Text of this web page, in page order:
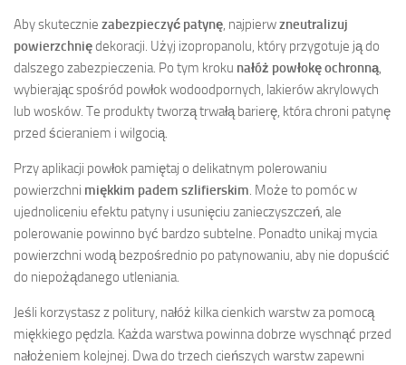
Aby skutecznie zabezpieczyć patynę, najpierwzneutralizuj
powierzchniędekoracji. Użyj izopropanolu, który przygotuje ją do
dalszego zabezpieczenia. Po tym kroku nałóż powłokę ochronną,
wybierając spośród powłok wodoodpornych, lakierów akrylowych
lub wosków. Te produkty tworzą trwałą barierę, która chroni patynę
przed ścieraniem i wilgocią.
Przy aplikacji powłok pamiętaj o delikatnym polerowaniu
powierzchni miękkim padem szlifierskim. Może to pomóc w
ujednoliceniu efektu patyny i usunięciu zanieczyszczeń, ale
polerowanie powinno być bardzo subtelne. Ponadto unikaj mycia
powierzchni wodą bezpośrednio po patynowaniu, aby nie dopuścić
do niepożądanego utleniania.
Jeśli korzystasz z politury, nałóż kilka cienkich warstw za pomocą
miękkiego pędzla. Każda warstwa powinna dobrze wyschnąć przed
nałożeniem kolejnej. Dwa do trzech cieńszych warstw zapewni